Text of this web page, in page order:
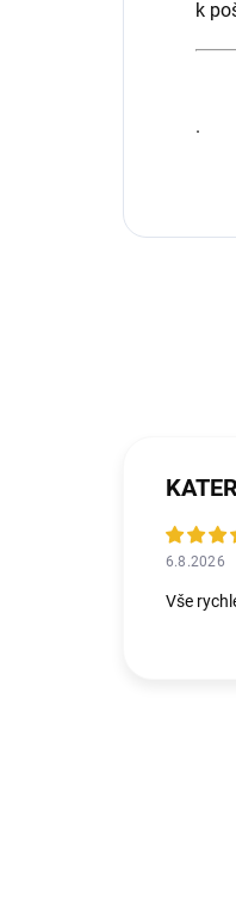
k
.
6.8.2026
Vše